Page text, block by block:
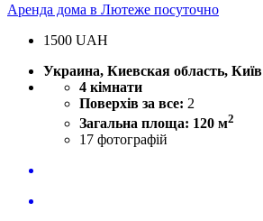
Аренда дома в Лютеже посуточно
1500 UAH
Украина, Киевская область, Київ
4 кімнати
Поверхів за все: 2
Загальна площа: 120 м2
17 фотографій